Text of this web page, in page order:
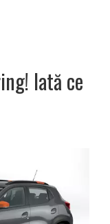
Iată ce